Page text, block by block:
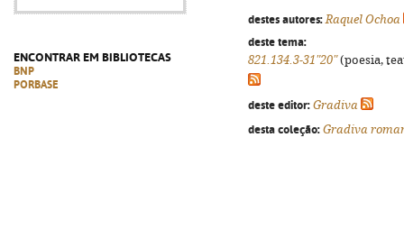
ENCONTRAR EM BIBLIOTECAS
BNP
PORBASE
destes autores: Raquel Ochoa
deste tema:
821.134.3-31"20"(poesia,
deste editor: Gradiva
desta coleção: Gradiva